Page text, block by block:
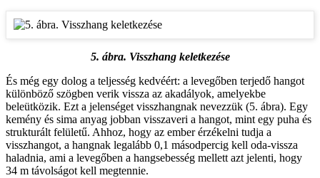
5. ábra. Visszhang keletkezése
És még egy dolog a teljesség kedvéért: a levegőben terjedő hangot
különböző szögben verik vissza az akadályok, amelyekbe
beleütközik. Ezt a jelenséget visszhangnak nevezzük (5. ábra). Egy
kemény és sima anyag jobban visszaveri a hangot, mint egy puha és
strukturált felületű. Ahhoz, hogy az ember érzékelni tudja a
visszhangot, a hangnak legalább 0,1 másodpercig kell oda-vissza
haladnia, ami a levegőben a hangsebesség mellett azt jelenti, hogy
34 m távolságot kell megtennie.